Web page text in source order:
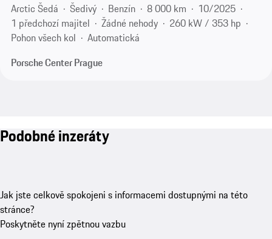
Arctic Šedá
Šedivý Benzín 8 000 km
10/2025
1 předchozí majitel
Žádné nehody
260 kW / 353 hp
Pohon všech kol
Automatická
Porsche Center Prague
Podobné inzeráty
Jak jste celkově spokojeni s informacemi dostupnými na této
stránce?
Poskytněte nyní zpětnou vazbu